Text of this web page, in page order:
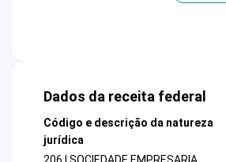
Dados da receita federal
Código e descrição da natureza
jurídica